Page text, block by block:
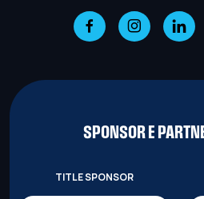
SPONSOR E
TITLE SPONSOR